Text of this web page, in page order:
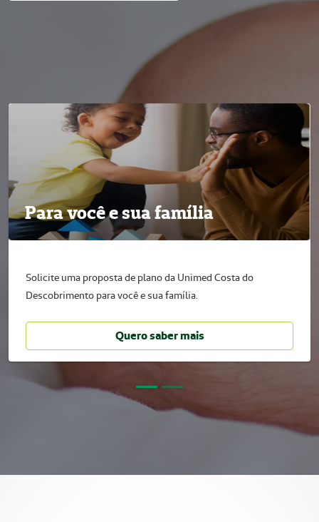
Para você e sua família
Solicite uma proposta de plano da Unimed Costa do
Descobrimento para você e sua família.
Quero saber mais
Para a sua empresa
Solicite uma proposta de plano da Unimed Costa do
Descobrimento para a sua empresa.
Quero saber mais